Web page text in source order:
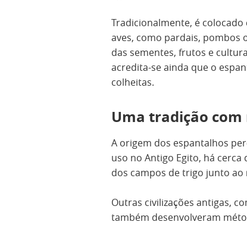
Tradicionalmente, é
aves, como pardais, pombos
das sementes, frutos e
acredita-se ainda que o
colheitas.
Uma tradição
A origem dos espantalhos
uso no Antigo Egito, há
dos campos de trigo junto ao
Outras civilizações antigas,
também desenvolveram